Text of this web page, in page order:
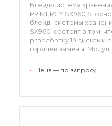
Блейд-система
PRIMERGY SX960 S1
блейд- системы
SX960 состоит в том,
разработку 10 дисками
горячей замены.
SATA.
• Цена — по запросу